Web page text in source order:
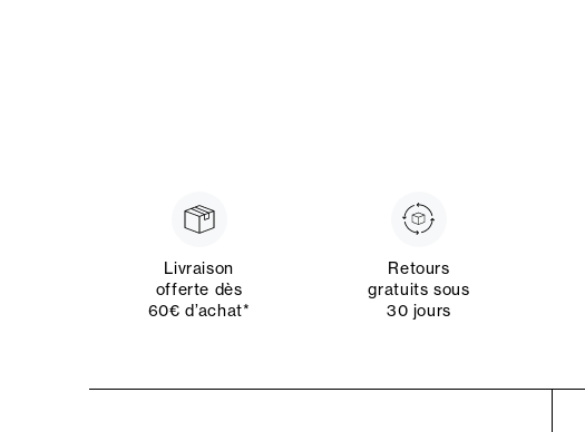
Livraison
offerte dès
60€ d’achat*
Retours
gratuits sous
30 jours